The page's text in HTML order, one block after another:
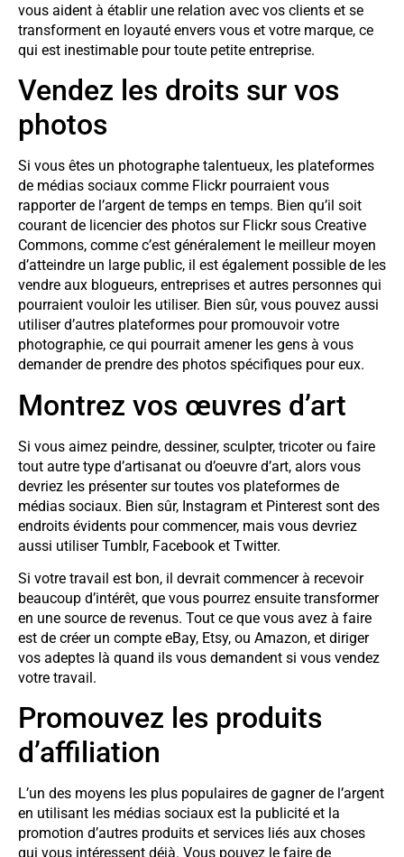
vous aident à établir une relation avec vos clients et se
transforment en loyauté envers vous et votre marque, ce
qui est inestimable pour toute petite entreprise.
Vendez les droits sur vos
photos
Si vous êtes un photographe talentueux, les plateformes
de médias sociaux comme Flickr pourraient vous
rapporter de l’argent de temps en temps. Bien qu’il soit
courant de licencier des photos sur Flickr sous Creative
Commons, comme c’est généralement le meilleur moyen
d’atteindre un large public, il est également possible de les
vendre aux blogueurs, entreprises et autres personnes qui
pourraient vouloir les utiliser. Bien sûr, vous pouvez aussi
utiliser d’autres plateformes pour promouvoir votre
photographie, ce qui pourrait amener les gens à vous
demander de prendre des photos spécifiques pour eux.
Montrez vos œuvres d’art
Si vous aimez peindre, dessiner, sculpter, tricoter ou faire
tout autre type d’artisanat ou d’oeuvre d’art, alors vous
devriez les présenter sur toutes vos plateformes de
médias sociaux. Bien sûr, Instagram et Pinterest sont des
endroits évidents pour commencer, mais vous devriez
aussi utiliser Tumblr, Facebook et Twitter.
Si votre travail est bon, il devrait commencer à recevoir
beaucoup d’intérêt, que vous pourrez ensuite transformer
en une source de revenus. Tout ce que vous avez à faire
est de créer un compte eBay, Etsy, ou Amazon, et diriger
vos adeptes là quand ils vous demandent si vous vendez
votre travail.
Promouvez les produits
d’affiliation
L’un des moyens les plus populaires de gagner de l’argent
en utilisant les médias sociaux est la publicité et la
promotion d’autres produits et services liés aux choses
qui vous intéressent déjà. Vous pouvez le faire de